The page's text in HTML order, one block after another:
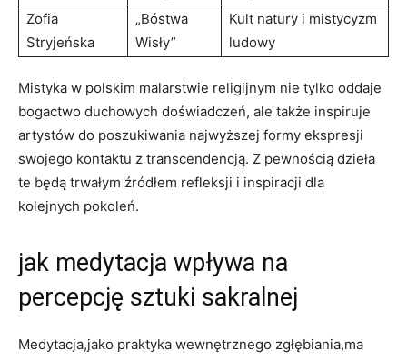
Zofia
Stryjeńska
„Bóstwa
Wisły”
Kult natury i mistycyzm
ludowy
Mistyka w polskim malarstwie religijnym nie tylko oddaje
bogactwo duchowych doświadczeń, ale także inspiruje
artystów do poszukiwania najwyższej formy ekspresji
swojego kontaktu z transcendencją. Z pewnością dzieła
te będą trwałym źródłem refleksji i inspiracji dla
kolejnych pokoleń.
jak medytacja wpływa na
percepcję sztuki sakralnej
Medytacja,jako praktyka wewnętrznego zgłębiania,ma